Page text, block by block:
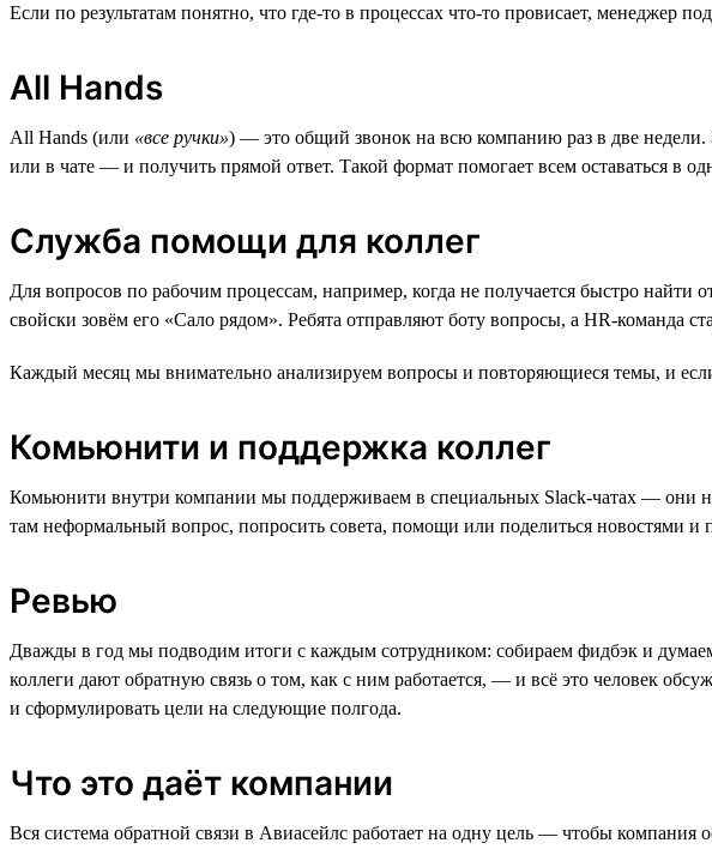
Если по результатам понятно, что где-то в процессах что-то провисает, менеджер
All Hands
All Hands (или «все ручки») — это общий звонок на всю компанию раз в две
или в чате — и получить прямой ответ. Такой формат помогает всем оставаться в
Служба помощи для коллег
Для вопросов по рабочим процессам, например, когда не получается быстро
свойски зовём его «Сало рядом». Ребята отправляют боту вопросы, а HR-команда
Каждый месяц мы внимательно анализируем вопросы и повторяющиеся темы, и
Комьюнити и поддержка коллег
Комьюнити внутри компании мы поддерживаем в специальных Slack-чатах — они
там неформальный вопрос, попросить совета, помощи или поделиться новостями
Ревью
Дважды в год мы подводим итоги с каждым сотрудником: собираем фидбэк и
коллеги дают обратную связь о том, как с ним работается, — и всё это человек
и сформулировать цели на следующие полгода.
Что это даёт компании
Вся система обратной связи в Авиасейлс работает на одну цель — чтобы